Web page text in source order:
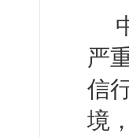
严
信
境